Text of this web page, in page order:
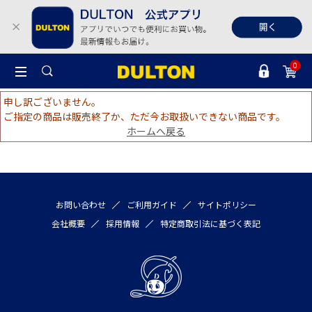
0
申し訳ございません。
ご指定の商品は販売終了か、ただ今お取扱いできない商品です。
ホームへ戻る
お問い合わせ ご利用ガイド
サイトポリシー
会社概要
採用情報 特定商取引法に基づく表記